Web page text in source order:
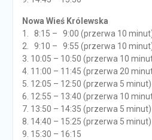
Nowa Wieś Królewska
1. 8:15 – 9:00 (przerwa 10
2. 9:10 – 9:55 (przerwa 10
3. 10:05 – 10:50 (przerwa 10
4. 11:00 – 11:45 (przerwa 20
5. 12:05 – 12:50 (przerwa 5 minut)
6. 12:55 – 13:40 (przerwa 10
7. 13:50 – 14:35 (przerwa 5 minut)
8. 14:40 – 15:25 (przerwa 5 minut)
9. 15:30 – 16:15